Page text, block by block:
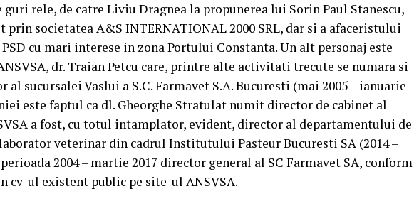
guri rele, de catre Liviu Dragnea la propunerea lui Sorin Paul Stanescu,
prin societatea A&S INTERNATIONAL 2000 SRL, dar si a afaceristului
cu mari interese in zona Portului Constanta. Un alt personaj este
dr. Traian Petcu care, printre alte activitati trecute se numara si
al sucursalei Vaslui a S.C. Farmavet S.A. Bucuresti (mai 2005 – ianuarie
este faptul ca dl. Gheorghe Stratulat numit director de cabinet al
a fost, cu totul intamplator, evident, director al departamentului de
veterinar din cadrul Institutului Pasteur Bucuresti SA (2014 –
2004 – martie 2017 director general al SC Farmavet SA, conform
cv-ul existent public pe site-ul ANSVSA.